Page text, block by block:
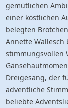
gemütlichen
einer köstlichen
belegten
Annette
stimmungsvollen
Dreigesang, der
adventliche
beliebte